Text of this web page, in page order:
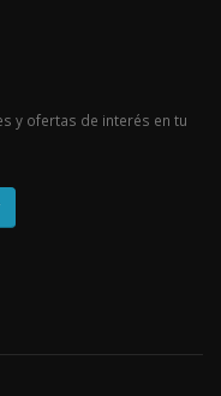
y ofertas de interés en tu